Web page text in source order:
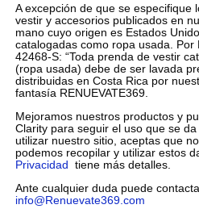
A excepción de que se especifique
vestir y accesorios publicados en
mano cuyo origen es Estados
catalogadas como ropa usada. Por
42468-S: “Toda prenda de vestir
(ropa usada) debe de ser lavada
distribuidas en Costa Rica por
fantasía RENUEVATE369.
Mejoramos nuestros productos y
Clarity para seguir el uso que se
utilizar nuestro sitio, aceptas que
podemos recopilar y utilizar estos
Privacidad tiene más detalles.
Ante cualquier duda puede
info@Renuevate369.com